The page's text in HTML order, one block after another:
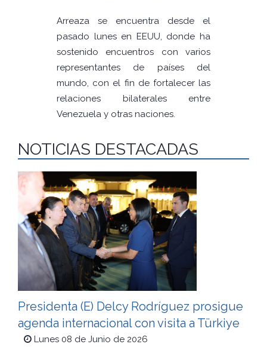
Arreaza se encuentra desde el
pasado lunes en EEUU, donde ha
sostenido encuentros con varios
representantes de países del
mundo, con el fin de fortalecer las
relaciones bilaterales entre
Venezuela y otras naciones.
NOTICIAS DESTACADAS
Presidenta (E) Delcy Rodríguez prosigue
agenda internacional con visita a Türkiye
Lunes 08 de Junio de 2026